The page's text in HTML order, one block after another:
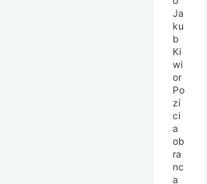
Ja
ku
b
Ki
wi
or
Po
zí
ci
a
ob
ra
nc
a